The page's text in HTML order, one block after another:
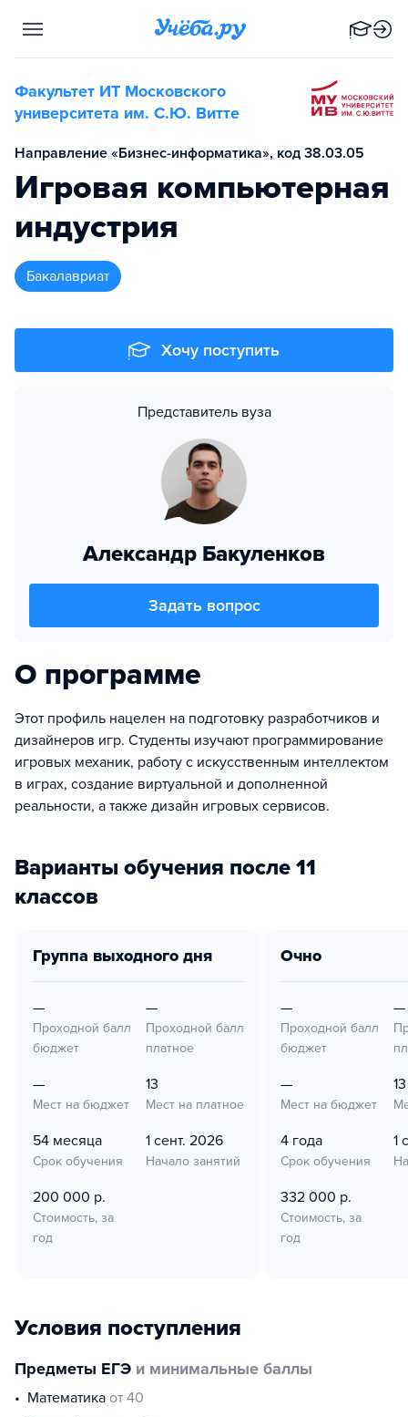
Факультет ИТ Московского
университета им. С.Ю. Витте
Направление «Бизнес-информатика», код 38.03.05
Игровая компьютерная
индустрия
бакалавриат
Хочу поступить
Представитель вуза
Александр Бакуленков
Задать вопрос
О программе
Этот профиль нацелен на подготовку разработчиков и
дизайнеров игр. Студенты изучают программирование
игровых механик, работу с искусственным интеллектом
в играх, создание виртуальной и дополненной
реальности, а также дизайн игровых сервисов.
Варианты обучения после 11
классов
группа выходного дня
—
Проходной балл
бюджет
—
Проходной балл
платное
—
Мест на бюджет
13
Мест на платное
54 месяца
Срок обучения
1 сент. 2026
Начало занятий
200 000 р.
Стоимость, за
год
очно
—
Проходной балл
бюджет
—
—
Мест на бюджет
13
4 года
Срок обучения
1
332 000 р.
Стоимость, за
год
Условия поступления
Предметы ЕГЭ и минимальные баллы
математика от 40